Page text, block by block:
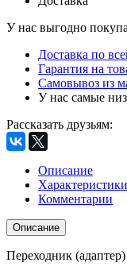
У нас выгодно
Доставка по
Гарантия на
Самовывоз из
У нас самые
Рассказать друзьям:
Описание
Характеристики
Комментарии
Описание
Переходник